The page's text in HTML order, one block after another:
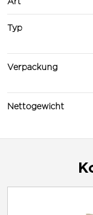
Typ
Verpackung
Nettogewicht